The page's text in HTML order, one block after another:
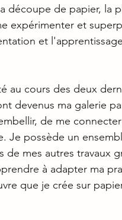
découpe de papier, la
expérimenter et
et
au cours des deux
devenus ma galerie
de me
Je possède un
mes autres travaux
à adapter ma
que je crée sur